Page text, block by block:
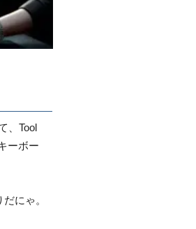
、Tool
ーボー
にゃ。